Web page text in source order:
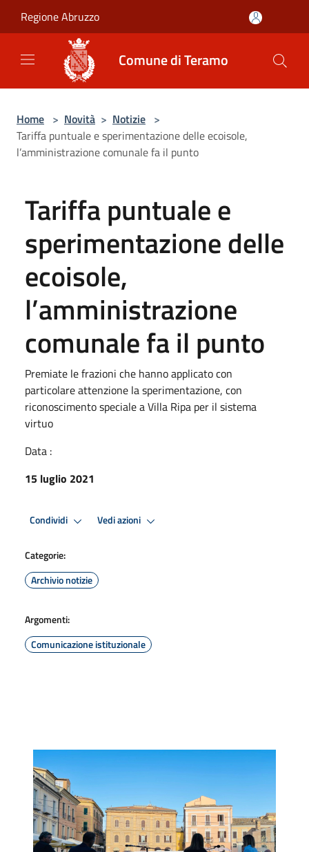
Regione Abruzzo
Comune di Teramo
Home > Novità > Notizie >
Tariffa puntuale e sperimentazione delle ecoisole,
l’amministrazione comunale fa il punto
Tariffa puntuale e
sperimentazione delle
ecoisole,
l’amministrazione
comunale fa il punto
Premiate le frazioni che hanno applicato con
particolare attenzione la sperimentazione, con
riconoscimento speciale a Villa Ripa per il sistema
virtuo
Data :
15 luglio 2021
Condividi Vedi azioni
Categorie:
Archivio notizie
Argomenti:
Comunicazione istituzionale